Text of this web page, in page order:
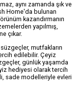
aynı zamanda şık ve
Home'da bulunan
kazandırmanın
yapılmış,
çıkar.
mutfakların
edilebilir. Çeyiz
günlük yaşamda
hediyesi olarak tercih
sade modelleriyle evleri